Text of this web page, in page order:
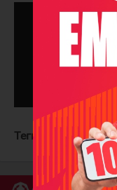
Теги: Нью-Джерси